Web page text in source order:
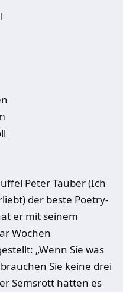
Peter Tauber (Ich
der beste Poetry-
er mit seinem
Wochen
„Wenn Sie was
Sie keine drei
Semsrott hätten es